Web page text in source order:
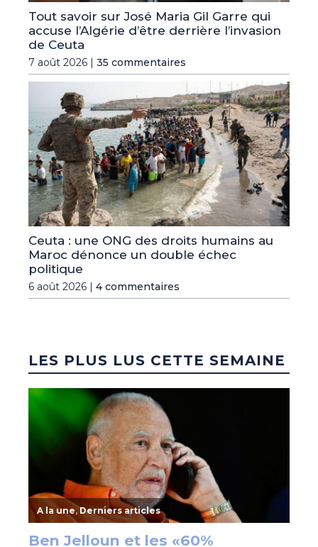
Tout savoir sur José Maria Gil Garre qui
accuse l’Algérie d’être derrière l’invasion
de Ceuta
7 août 2026 | 35 commentaires
Ceuta : une ONG des droits humains au
Maroc dénonce un double échec
politique
6 août 2026 | 4 commentaires
LES PLUS LUS CETTE SEMAINE